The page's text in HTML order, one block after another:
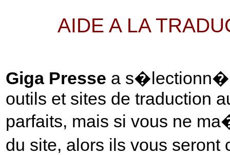
AIDE A LA
Giga Presse a s�lectionn�
outils et sites de traduction
parfaits, mais si vous ne
du site, alors ils vous